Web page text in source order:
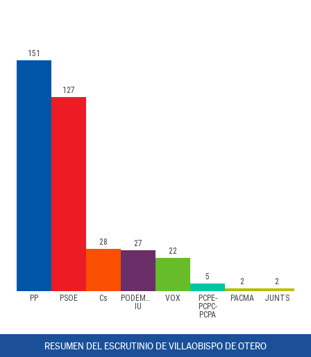
PP PSOE Cs
PODEMOS-
IU
VOX
PCPE-
PCPC-
PCPA
PACMA JUNTS
151
127
28 27
22
5 2 2
RESUMEN DEL ESCRUTINIO DE VILLAOBISPO DE OTERO